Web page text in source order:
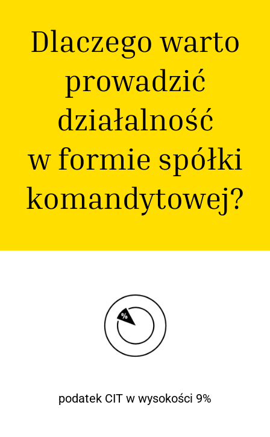
Dlaczego warto
prowadzić
działalność
w formie spółki
komandytowej?
podatek CIT w wysokości 9%